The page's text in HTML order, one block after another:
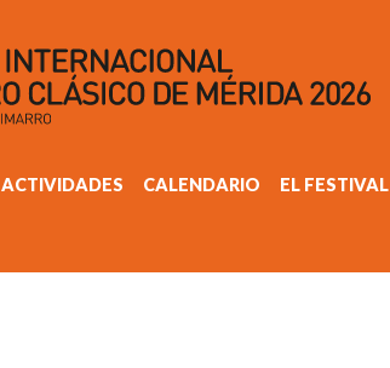
ACTIVIDADES CALENDARIO EL FESTIVAL